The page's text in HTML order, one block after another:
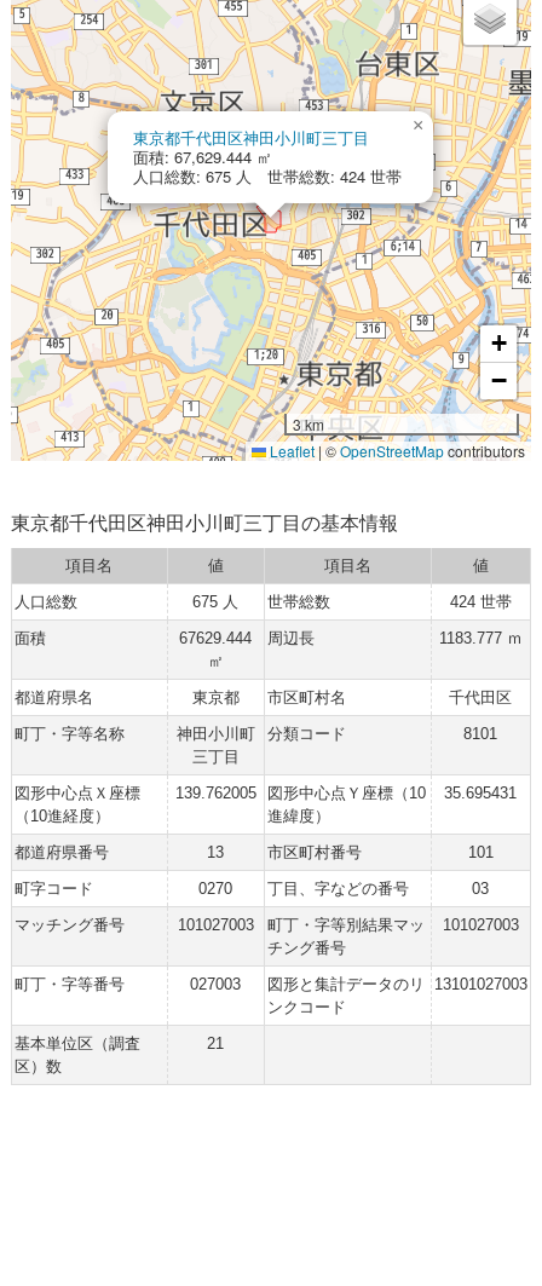
東京都千代田区神田小川町三丁目
面積: 67,629.444 ㎡
人口総数: 675 人 世帯総数: 424 世帯
×
+
−
3 km
Leaflet| ©OpenStreetMapcontributors
東京都千代田区神田小川町三丁目の基本情報
項目名 値 項目名
値
人口総数
675 人 世帯総数
424 世帯
面積
67629.444
㎡
周辺長 1183.777 ｍ
都道府県名 東京都 市区町村名
千代田区
町丁・字等名称
神田小川町
三丁目
分類コード 8101
図形中心点Ｘ座標
（10進経度）
139.762005
図形中心点Ｙ座標（10
進緯度）
35.695431
都道府県番号 13 市区町村番号
101
町字コード
0270 丁目、字などの番号
03
マッチング番号
101027003
町丁・字等別結果マッ
チング番号
101027003
町丁・字等番号 027003
図形と集計データのリ
ンクコード
13101027003
基本単位区（調査
区）数
21